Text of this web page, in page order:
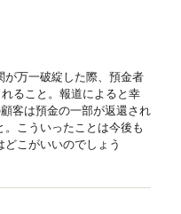
が万一破綻した際、預金者
ること。報道によると幸
客は預金の一部が返還され
こういったことは今後も
こがいいのでしょう